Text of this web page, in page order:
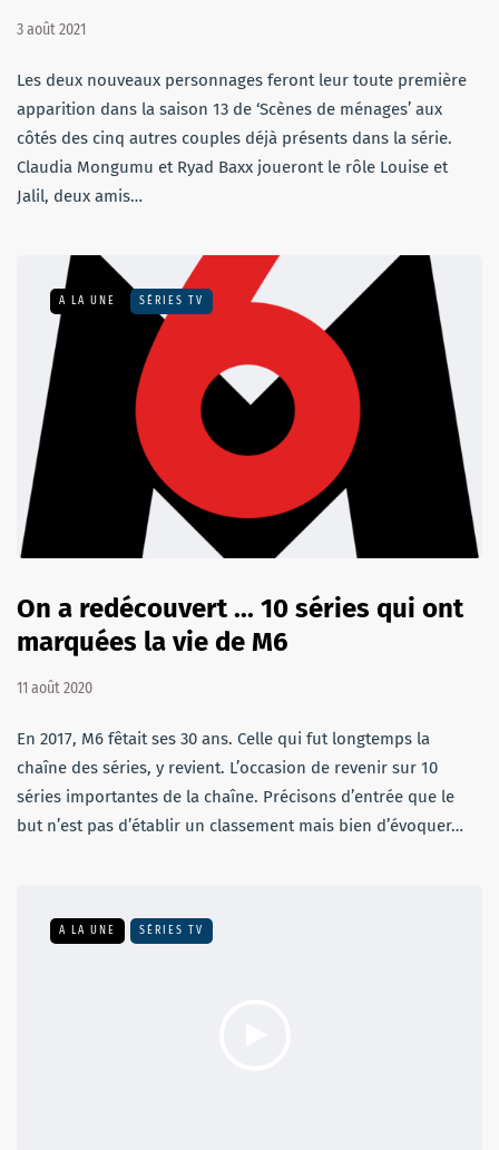
3 août 2021
Les deux nouveaux personnages feront leur toute première
apparition dans la saison 13 de ‘Scènes de ménages’ aux
côtés des cinq autres couples déjà présents dans la série.
Claudia Mongumu et Ryad Baxx joueront le rôle Louise et
Jalil, deux amis…
A LA UNE SÉRIES TV
On a redécouvert ... 10 séries qui ont
marquées la vie de M6
11 août 2020
En 2017, M6 fêtait ses 30 ans. Celle qui fut longtemps la
chaîne des séries, y revient. L’occasion de revenir sur 10
séries importantes de la chaîne. Précisons d’entrée que le
but n’est pas d’établir un classement mais bien d’évoquer…
A LA UNE SÉRIES TV